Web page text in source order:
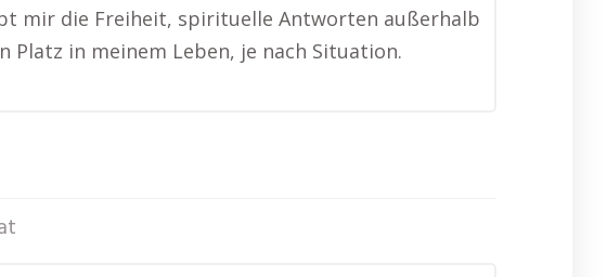
mir die Freiheit, spirituelle Antworten außerhalb
Platz in meinem Leben, je nach Situation.